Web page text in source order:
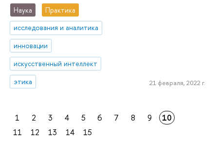
Наука
Практика
исследования и аналитика
инновации
искусственный интеллект
этика
21 февраля, 2022 г.
1 2 3 4 5 6 7 8 9
10
11
12 13 14 15